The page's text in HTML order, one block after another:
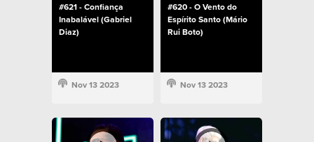
#621 - Confiança
Inabalável (Gabriel
Diaz)
Nov 13 2023
#620 - O Vento do
Espírito Santo (Mário
Rui Boto)
Nov 13 2023